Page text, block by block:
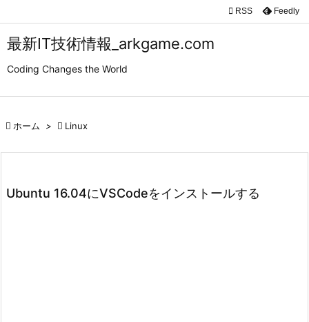
最新IT技術情報_arkgame.com
Coding Changes the World


 RSS Feedly
 ホーム >  Linux
Ubuntu 16.04にVSCodeをインストールする